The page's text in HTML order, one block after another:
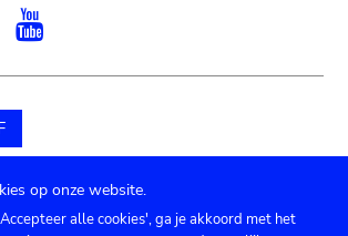
Instagram
museum
op onze website.
alle cookies', ga je akkoord met het